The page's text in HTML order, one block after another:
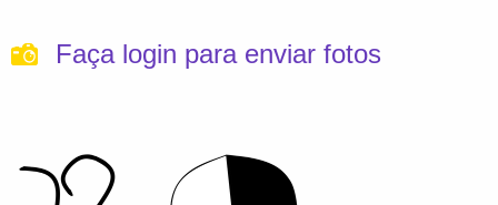
Faça login para enviar fotos